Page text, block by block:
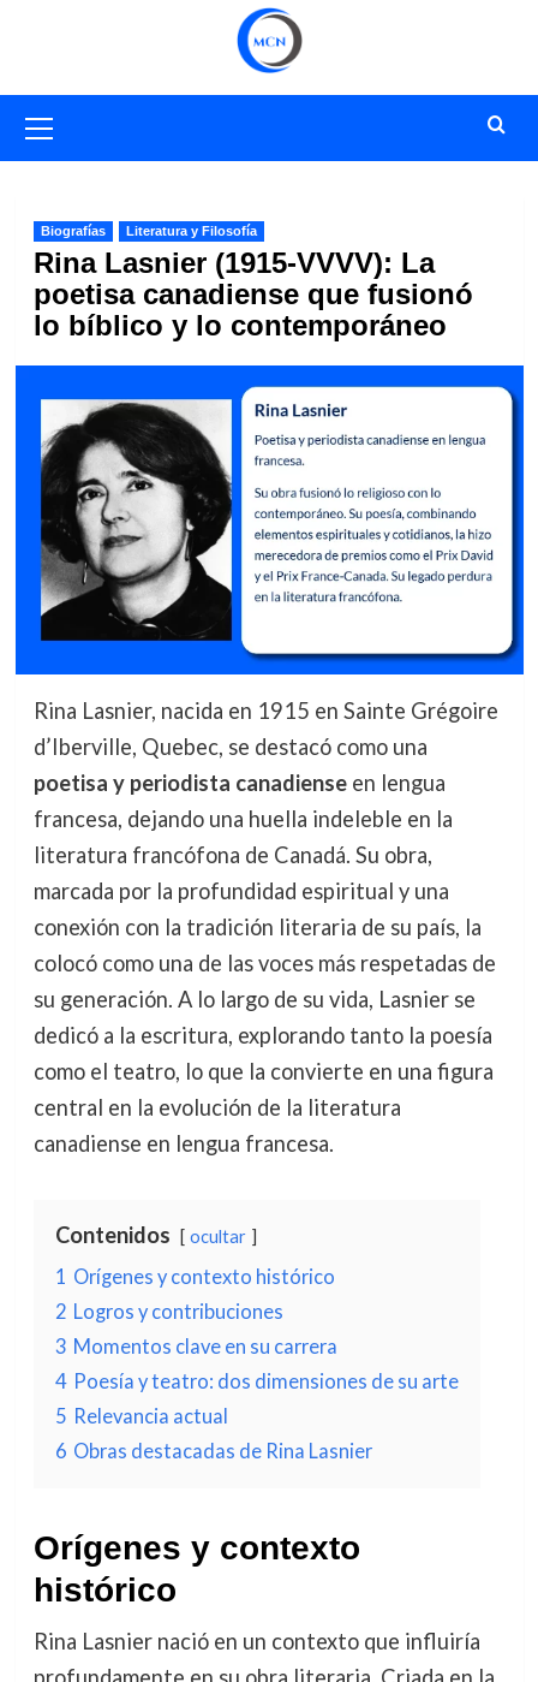
primario
Biografías Literatura y Filosofía
Rina Lasnier (1915-VVVV): La
poetisa canadiense que fusionó
lo bíblico y lo contemporáneo
Rina Lasnier, nacida en 1915 en Sainte Grégoire
d’Iberville, Quebec, se destacó como una
poetisa y periodista canadienseen lengua
francesa, dejando una huella indeleble en la
literatura francófona de Canadá. Su obra,
marcada por la profundidad espiritual y una
conexión con la tradición literaria de su país, la
colocó como una de las voces más respetadas de
su generación. A lo largo de su vida, Lasnier se
dedicó a la escritura, explorando tanto la poesía
como el teatro, lo que la convierte en una figura
central en la evolución de la literatura
canadiense en lengua francesa.
Contenidos ocultar
1 Orígenes y contexto histórico
2 Logros y contribuciones
3 Momentos clave en su carrera
4 Poesía y teatro: dos dimensiones de su arte
5 Relevancia actual
6 Obras destacadas de Rina Lasnier
Orígenes y contexto
histórico
Rina Lasnier nació en un contexto que influiría